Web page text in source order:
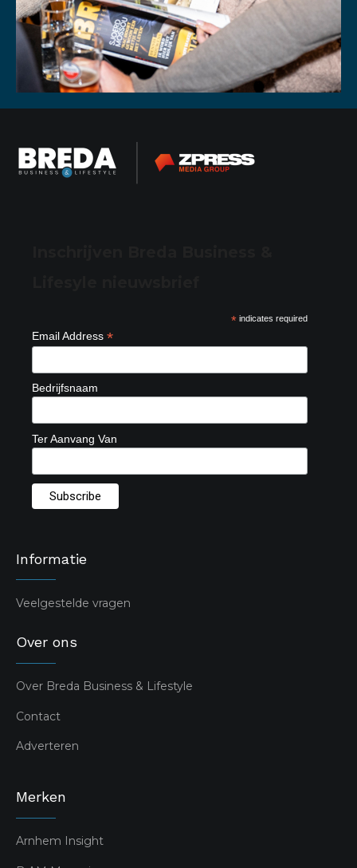
*indicates required
Email Address *
Bedrijfsnaam
Ter Aanvang Van
Informatie
Veelgestelde vragen
Over ons
Over Breda Business & Lifestyle
Contact
Adverteren
Merken
Arnhem Insight